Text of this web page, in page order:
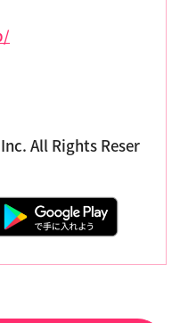
All Rights Reser